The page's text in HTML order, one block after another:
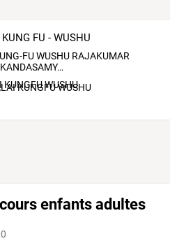
FU - WUSHU
FUWUSHURAJAKUMAR
…
KUNGFU WUSHU
enfants adultes